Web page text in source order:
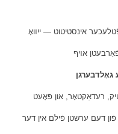
אינסטיטוט — ייִװאָ
אױף
גאָלדבערגן
רעדאַקטאָר, און פּאָעט
דעם ערשטן פֿילם אין דער